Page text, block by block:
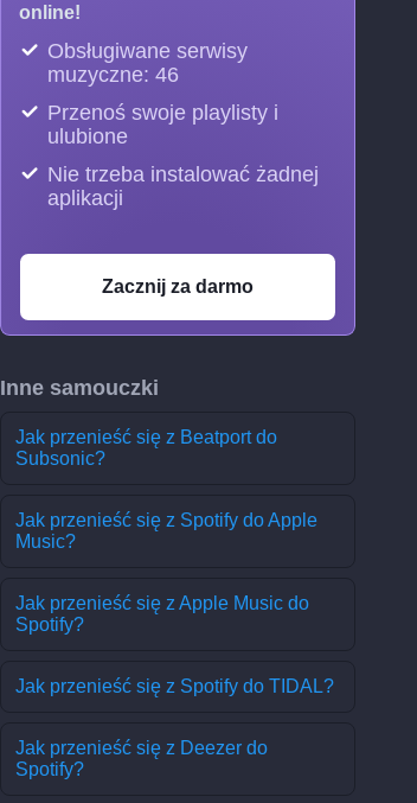
online!
Obsługiwane serwisy
muzyczne: 46
Przenoś swoje playlisty i
ulubione
Nie trzeba instalować żadnej
aplikacji
Zacznij za darmo
Inne samouczki
Jak przenieść się z Beatport do
Subsonic?
Jak przenieść się z Spotify do Apple
Music?
Jak przenieść się z Apple Music do
Spotify?
Jak przenieść się z Spotify do TIDAL?
Jak przenieść się z Deezer do
Spotify?